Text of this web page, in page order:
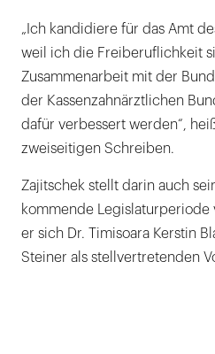
„Ich kandidiere für das Amt
weil ich die Freiberuflichkeit
Zusammenarbeit mit der
der Kassenzahnärztlichen
dafür verbessert werden“,
zweiseitigen Schreiben.
Zajitschek stellt darin auch
kommende Legislaturperiode
er sich Dr. Timisoara Kerstin
Steiner als stellvertretenden